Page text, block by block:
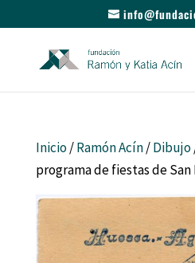
Inicio/Ramón Acín/Dibujo
programa de fiestas de San